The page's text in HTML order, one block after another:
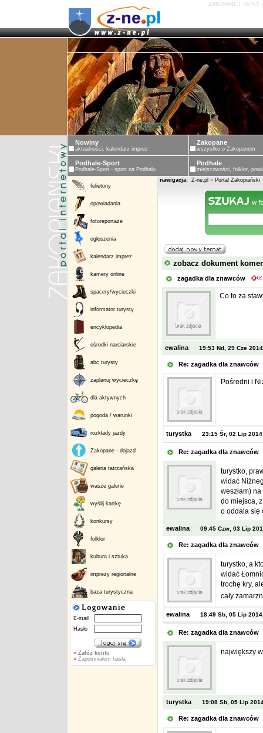
ZAKOPANE I TATRY
Nowiny
aktualności, kalendarz imprez
Zakopane
wszystko o Zakopanem
Podhale-Sport
Podhale-Sport - sport na Podhalu
Podhale
miejscowości, folklor,
felietony
opowiadania
fotoreportaże
ogłoszenia
kalendarz imprez
kamery online
spacery/wycieczki
informator turysty
encyklopedia
ośrodki narciarskie
abc turysty
zaplanuj wycieczkę
dla aktywnych
pogoda / warunki
rozkłady jazdy
Zakopane - dojazd
galeria tatrzańska
wasze galerie
wyślij kartkę
konkursy
folklor
kultura i sztuka
imprezy regionalne
baza turystyczna
E-mail
Hasło
» Załóż konto
»Zapomniałem hasła
nawigacja: Z-ne.pl » Portal Zakopiański
zobacz dokument
zagadka dla znawców
Co to za
ewalina 19:53 Nd, 29 Cze 2014
Re: zagadka dla
Pośredni i
turystka 23:15 Śr, 02 Lip 2014
Re: zagadka dla
turystko,
widać
weszłam)
do miejsca,
o oddala się
ewalina 09:45 Czw, 03 Lip
Re: zagadka dla
turystko, a
widać
trochę kry,
cały
ewalina 18:49 Sb, 05 Lip 2014
Re: zagadka dla
największy
turystka 19:08 Sb, 05 Lip
Re: zagadka dla